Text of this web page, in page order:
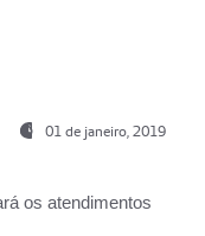
01 de janeiro, 2019
os atendimentos